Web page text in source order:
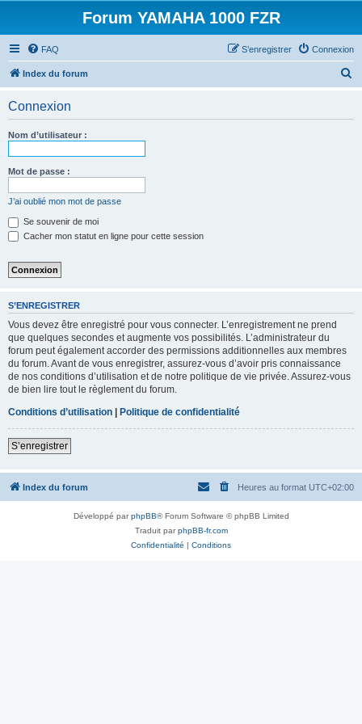
Forum YAMAHA 1000 FZR
FAQ Connexion
S’enregistrer
Index du forum
Connexion
Nom d’utilisateur :
Mot de passe :
J’ai oublié mon mot de passe
Se souvenir de moi
Cacher mon statut en ligne pour cette session
S’ENREGISTRER
Vous devez être enregistré pour vous connecter. L’enregistrement ne prend
que quelques secondes et augmente vos possibilités. L’administrateur du
forum peut également accorder des permissions additionnelles aux membres
du forum. Avant de vous enregistrer, assurez-vous d’avoir pris connaissance
de nos conditions d’utilisation et de notre politique de vie privée. Assurez-vous
de bien lire tout le règlement du forum.
Conditions d’utilisation | Politique de confidentialité
S’enregistrer
Index du forum Heures au format UTC+02:00
Développé parphpBB® Forum Software © phpBB Limited
Traduit parphpBB-fr.com
Confidentialité | Conditions